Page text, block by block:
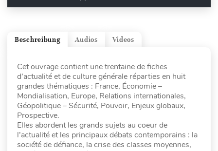
Videos
Audios
Beschreibung
Cet ouvrage contient une trentaine de fiches
d’actualité et de culture générale réparties en huit
grandes thématiques : France, Économie –
Mondialisation, Europe, Relations internationales,
Géopolitique – Sécurité, Pouvoir, Enjeux globaux,
Prospective.
Elles abordent les grands sujets au coeur de
l’actualité et les principaux débats contemporains : la
société de défiance, la crise des classes moyennes,